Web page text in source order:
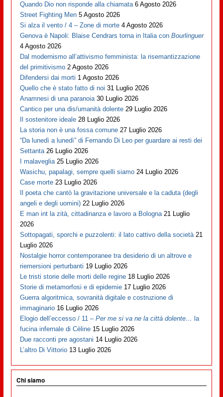
Quando Dio non risponde alla chiamata 6 Agosto 2026
Street Fighting Men 5 Agosto 2026
Si alza il vento / 4 – Zone di morte 4 Agosto 2026
Genova è Napoli: Blaise Cendrars torna in Italia conBourlinguer
4 Agosto 2026
Dal modernismo all’attivismo femminista: la risemantizzazione
del primitivismo 2 Agosto 2026
Difendersi dai morti 1 Agosto 2026
Quello che è stato fatto di noi 31 Luglio 2026
Anamnesi di una paranoia 30 Luglio 2026
Cantico per una dis/umanità dolente 29 Luglio 2026
Il sostenitore ideale 28 Luglio 2026
La storia non è una fossa comune 27 Luglio 2026
“Da lunedì a lunedì” di Fernando Di Leo per guardare ai resti dei
Settanta 26 Luglio 2026
I malaveglia 25 Luglio 2026
Wasichu, papalagi, sempre quelli siamo 24 Luglio 2026
Case morte 23 Luglio 2026
Il poeta che cantò la gravitazione universale e la caduta (degli
angeli e degli uomini) 22 Luglio 2026
E man int la zità, cittadinanza e lavoro a Bologna 21 Luglio
2026
Sottopagati, sporchi e puzzolenti: il lato cattivo della società 21
Luglio 2026
Nostalgie horror contemporanee tra desiderio di un altrove e
riemersioni perturbanti 19 Luglio 2026
Le tristi storie delle morti delle regine 18 Luglio 2026
Storie di metamorfosi e di epidemie 17 Luglio 2026
Guerra algoritmica, sovranità digitale e costruzione di
immaginario 16 Luglio 2026
Elogio dell’eccesso / 11 –Per me si va ne la città dolente… la
fucina infernale di Cèline 15 Luglio 2026
Due racconti pre agostani 14 Luglio 2026
L’altro Di Vittorio 13 Luglio 2026
Chi siamo